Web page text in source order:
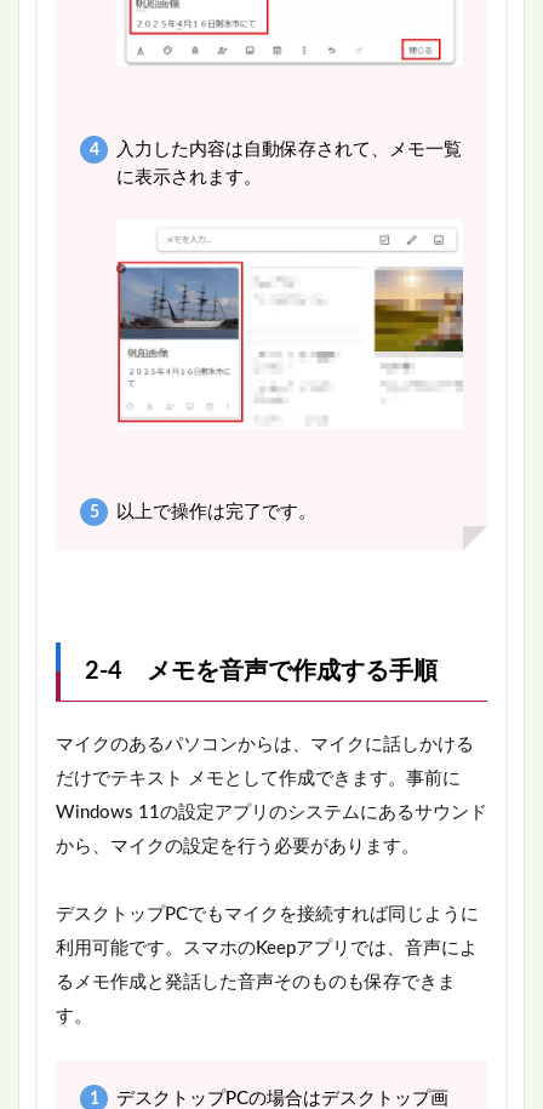
入力した内容は自動保存されて、メモ一覧
に表示されます。
以上で操作は完了です。
2-4 メモを音声で作成する手順
マイクのあるパソコンからは、マイクに話しかける
だけでテキスト メモとして作成できます。事前に
Windows 11の設定アプリのシステムにあるサウンド
から、マイクの設定を行う必要があります。
デスクトップPCでもマイクを接続すれば同じように
利用可能です。スマホのKeepアプリでは、音声によ
るメモ作成と発話した音声そのものも保存できま
す。
デスクトップPCの場合はデスクトップ画